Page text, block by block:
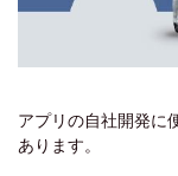
アプリの自社開発に
あります。